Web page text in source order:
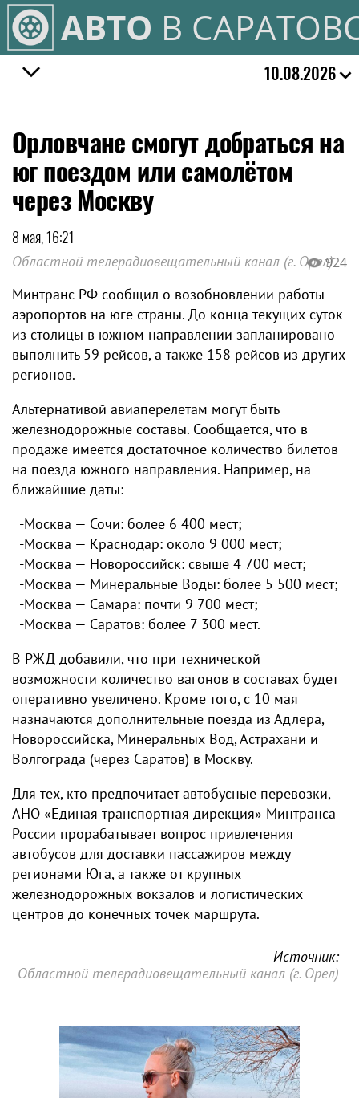
АВТО В
10.08.2026
Орловчане смогут добраться на
юг поездом или самолётом
через Москву
8 мая, 16:21
Областной телерадиовещательный канал (г. Орел)924
Минтранс РФ сообщил о возобновлении работы
аэропортов на юге страны. До конца текущих суток
из столицы в южном направлении запланировано
выполнить 59 рейсов, а также 158 рейсов из других
регионов.
Альтернативой авиаперелетам могут быть
железнодорожные составы. Сообщается, что в
продаже имеется достаточное количество билетов
на поезда южного направления. Например, на
ближайшие даты:
-Москва — Сочи: более 6 400 мест;
-Москва — Краснодар: около 9 000 мест;
-Москва — Новороссийск: свыше 4 700 мест;
-Москва — Минеральные Воды: более 5 500 мест;
-Москва — Самара: почти 9 700 мест;
-Москва — Саратов: более 7 300 мест.
В РЖД добавили, что при технической
возможности количество вагонов в составах будет
оперативно увеличено. Кроме того, с 10 мая
назначаются дополнительные поезда из Адлера,
Новороссийска, Минеральных Вод, Астрахани и
Волгограда (через Саратов) в Москву.
Для тех, кто предпочитает автобусные перевозки,
АНО «Единая транспортная дирекция» Минтранса
России прорабатывает вопрос привлечения
автобусов для доставки пассажиров между
регионами Юга, а также от крупных
железнодорожных вокзалов и логистических
центров до конечных точек маршрута.
Источник:
Областной телерадиовещательный канал (г. Орел)